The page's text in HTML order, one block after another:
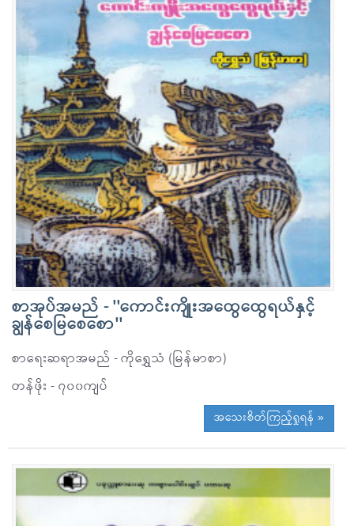
စာအုပ်အမည် - ''ကောင်းကျိုးအထွေထွေရယ်နှင့်
ချွန်စေမြစေစော''
စာရေးဆရာအမည် - ကိုရွှေသံ (မြန်မာစာ)
တန်ဖိုး - ၇၀၀ကျပ်
အသေးစိတ်ကြည့်ရှုရန် »